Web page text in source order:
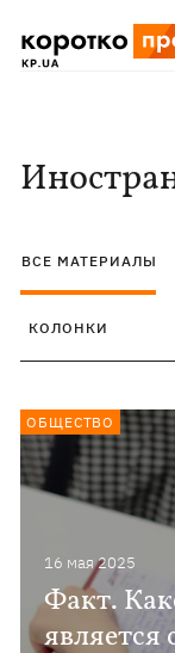
ВСЕ МАТЕРИАЛЫ
КОЛОНКИ
16 мая 2025
Факт.
ОБЩЕСТВО